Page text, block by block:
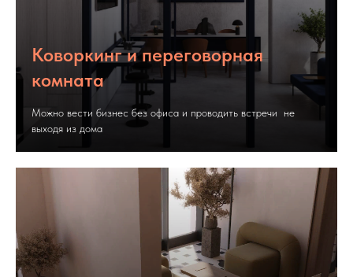
Коворкинг и переговорная
комната
Можно вести бизнес без офиса и проводить встречи не
выходя из дома